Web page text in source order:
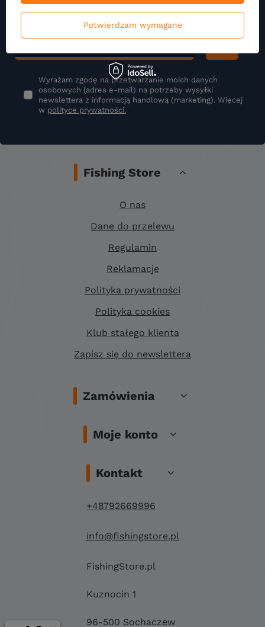
Podaj swój adres e-mail
Wyrażam zgodę na przetwarzanie moich danych
osobowych (adres e-mail) na potrzeby wysyłki
newslettera z informacją handlową (marketing). Więcej
w polityce prywatności.
Fishing Store
O nas
Dane do przelewu
Regulamin
Reklamacje
Polityka prywatności
Polityka cookies
Klub stałego klienta
Zapisz się do newslettera
Zamówienia
Moje konto
Kontakt
+48792669996
info@fishingstore.pl
FishingStore.pl
Kuznocin 1
96-500 Sochaczew
Potwierdzam wymagane